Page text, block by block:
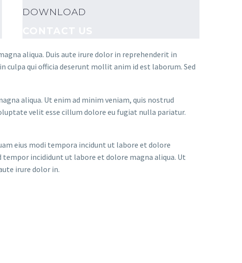
DOWNLOAD
aliqua. Duis aute irure dolor in reprehenderit in
qui officia deserunt mollit anim id est laborum. Sed
aliqua. Ut enim ad minim veniam, quis nostrud
velit esse cillum dolore eu fugiat nulla pariatur.
eius modi tempora incidunt ut labore et dolore
incididunt ut labore et dolore magna aliqua. Ut
irure dolor in.